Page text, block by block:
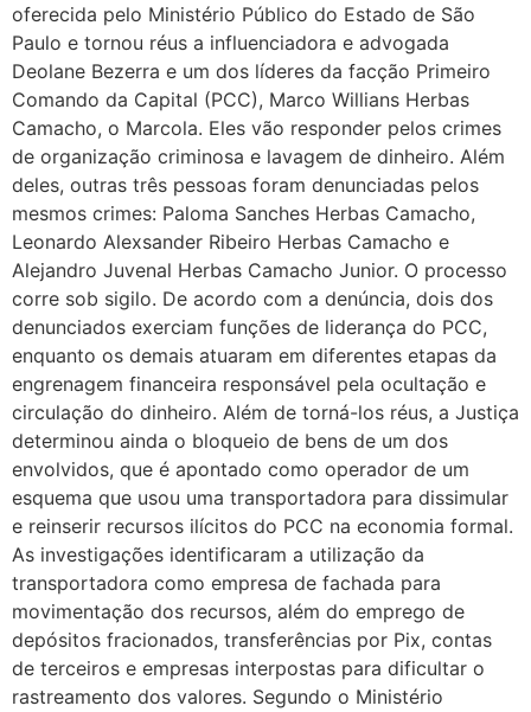
oferecida pelo Ministério Público do Estado de São
Paulo e tornou réus a influenciadora e advogada
Deolane Bezerra e um dos líderes da facção Primeiro
Comando da Capital (PCC), Marco Willians Herbas
Camacho, o Marcola. Eles vão responder pelos crimes
de organização criminosa e lavagem de dinheiro. Além
deles, outras três pessoas foram denunciadas pelos
mesmos crimes: Paloma Sanches Herbas Camacho,
Leonardo Alexsander Ribeiro Herbas Camacho e
Alejandro Juvenal Herbas Camacho Junior. O processo
corre sob sigilo. De acordo com a denúncia, dois dos
denunciados exerciam funções de liderança do PCC,
enquanto os demais atuaram em diferentes etapas da
engrenagem financeira responsável pela ocultação e
circulação do dinheiro. Além de torná-los réus, a Justiça
determinou ainda o bloqueio de bens de um dos
envolvidos, que é apontado como operador de um
esquema que usou uma transportadora para dissimular
e reinserir recursos ilícitos do PCC na economia formal.
As investigações identificaram a utilização da
transportadora como empresa de fachada para
movimentação dos recursos, além do emprego de
depósitos fracionados, transferências por Pix, contas
de terceiros e empresas interpostas para dificultar o
rastreamento dos valores. Segundo o Ministério